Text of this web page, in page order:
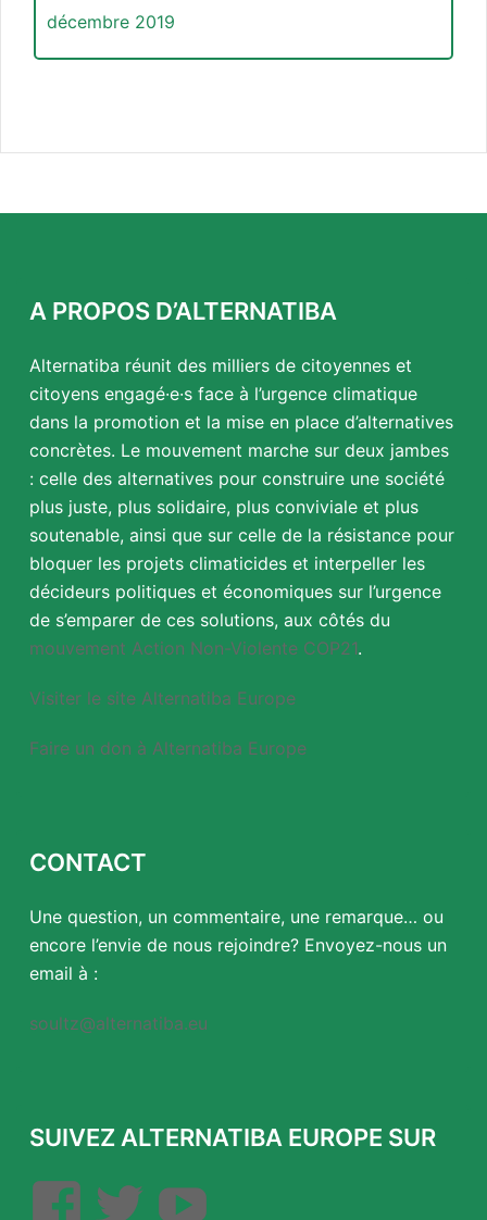
décembre 2019
A PROPOS D’ALTERNATIBA
Alternatiba réunit des milliers de citoyennes et
citoyens engagé·e·s face à l’urgence climatique
dans la promotion et la mise en place d’alternatives
concrètes. Le mouvement marche sur deux jambes
: celle des alternatives pour construire une société
plus juste, plus solidaire, plus conviviale et plus
soutenable, ainsi que sur celle de la résistance pour
bloquer les projets climaticides et interpeller les
décideurs politiques et économiques sur l’urgence
de s’emparer de ces solutions, aux côtés du
mouvement Action Non-Violente COP21.
Visiter le site Alternatiba Europe
Faire un don à Alternatiba Europe
CONTACT
Une question, un commentaire, une remarque… ou
encore l’envie de nous rejoindre? Envoyez-nous un
email à :
soultz@alternatiba.eu
SUIVEZ ALTERNATIBA EUROPE SUR
Facebook
Twitter